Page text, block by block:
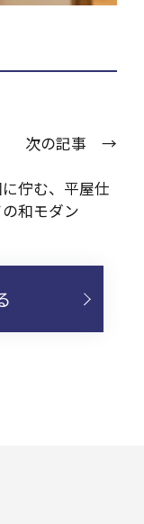
次の記事 →
佇む、平屋仕
和モダン